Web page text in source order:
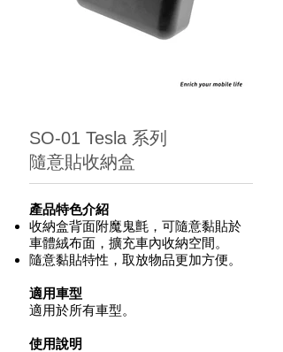
SO-01 Tesla 系列
隨意貼收納盒
產品特色介紹
收納盒背面附魔鬼氈，可隨意黏貼於
車體絨布面，擴充車內收納空間。
隨意黏貼特性，取放物品更加方便。
適用車型
適用於所有車型。
使用說明